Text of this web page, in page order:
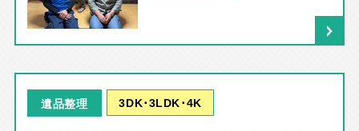
遺品整理 3DK･3LDK･4K